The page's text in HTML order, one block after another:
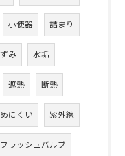
小便器 詰まり
み 水垢
遮熱 断熱
にくい 紫外線
フラッシュバルブ